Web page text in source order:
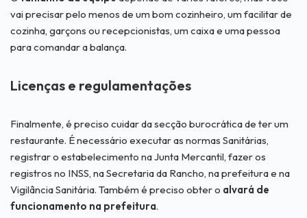
vai precisar pelo menos de um bom cozinheiro, um facilitar de
cozinha, garçons ou recepcionistas, um caixa e uma pessoa
para comandar a balança.
Licenças e regulamentações
Finalmente, é preciso cuidar da secção burocrática de ter um
restaurante. É necessário executar as normas Sanitárias,
registrar o estabelecimento na Junta Mercantil, fazer os
registros no INSS, na Secretaria da Rancho, na prefeitura e na
Vigilância Sanitária. Também é preciso obter o alvará de
funcionamento na prefeitura.